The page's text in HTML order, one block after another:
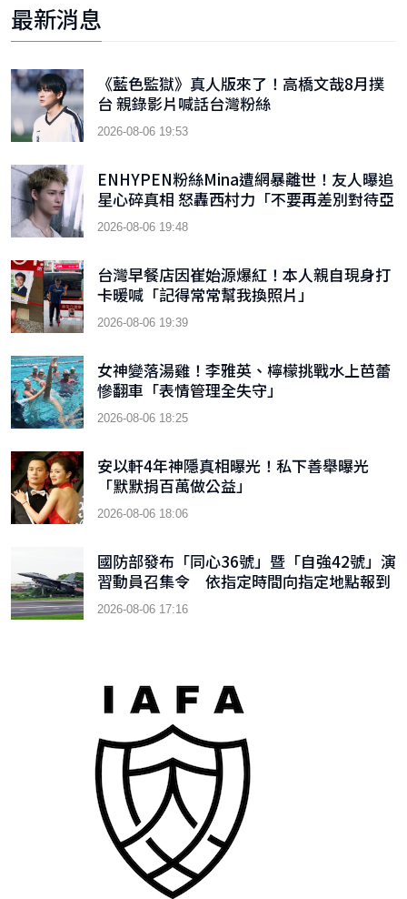
最新消息
《藍色監獄》真人版來了！高橋文哉8月撲
台 親錄影片喊話台灣粉絲
2026-08-06 19:53
ENHYPEN粉絲Mina遭網暴離世！友人曝追
星心碎真相 怒轟西村力「不要再差別對待亞
洲粉絲」
2026-08-06 19:48
台灣早餐店因崔始源爆紅！本人親自現身打
卡暖喊「記得常常幫我換照片」
2026-08-06 19:39
女神變落湯雞！李雅英、檸檬挑戰水上芭蕾
慘翻車「表情管理全失守」
2026-08-06 18:25
安以軒4年神隱真相曝光！私下善舉曝光
「默默捐百萬做公益」
2026-08-06 18:06
國防部發布「同心36號」暨「自強42號」演
習動員召集令 依指定時間向指定地點報到
2026-08-06 17:16